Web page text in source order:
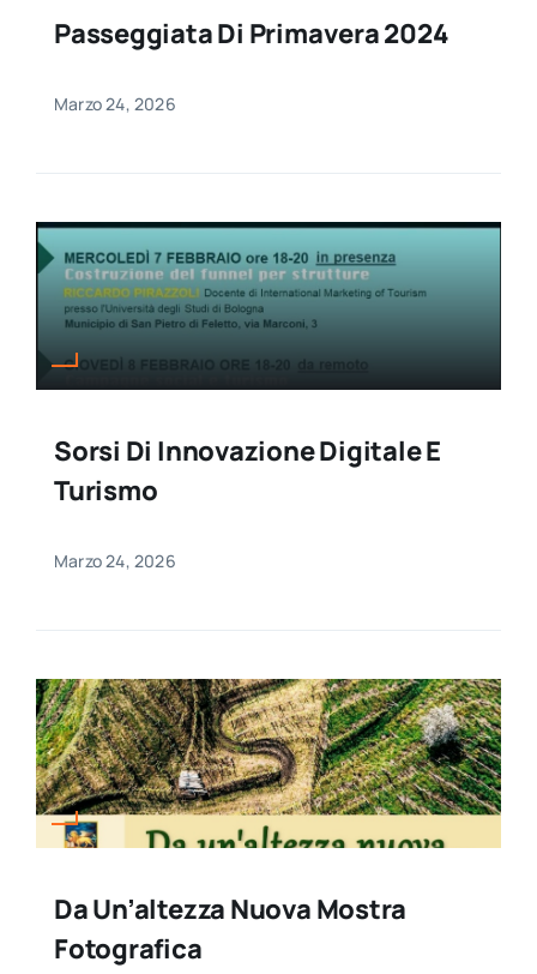
Passeggiata Di Primavera 2024
Marzo 24, 2026
Sorsi Di Innovazione Digitale E
Turismo
Marzo 24, 2026
Da Un’altezza Nuova Mostra
Fotografica